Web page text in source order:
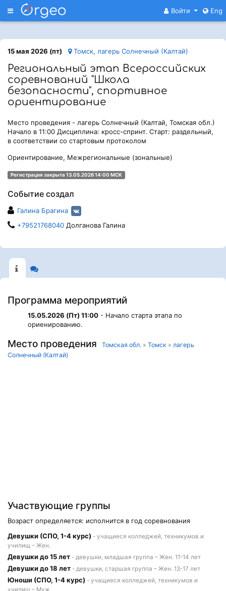
Меню Войти Eng
15 мая 2026 (пт) Томск, лагерь Солнечный (Калтай)
Региональный этап Всероссийских
соревнований "Школа
безопасности", спортивное
ориентирование
Место проведения - лагерь Солнечный (Калтай, Томская обл.)
Начало в 11:00 Дисциплина: кросс-спринт. Старт: раздельный,
в соответствии со стартовым протоколом
Ориентирование, Межрегиональные (зональные)
Регистрация закрыта 13.05.2026 14:00 МСК
Событие создал
Галина Брагина
+79521768040 Долганова Галина
Программа мероприятий
15.05.2026 (Пт) 11:00 - Начало старта этапа по
ориенированию.
Место проведения Томская обл. » Томск » лагерь
Солнечный (Калтай)
Участвующие группы
Возраст определяется: исполнится в год соревнования
Девушки (СПО, 1-4 курс) - учащиеся колледжей, техникумов и
училищ – Жен.
Девушки до 15 лет - девушки, младшая группа – Жен. 11-14 лет
Девушки до 18 лет - девушки, старшая группа – Жен. 13-17 лет
Юноши (СПО, 1-4 курс) - учащиеся колледжей, техникумов и
училищ – Муж.